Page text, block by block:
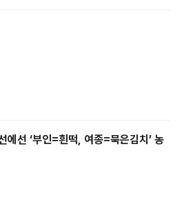
선 ‘부인=흰떡, 여종=묵은김치’ 농